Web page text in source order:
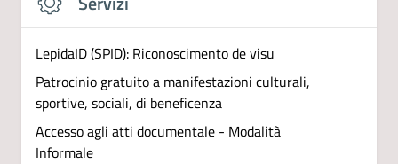
LepidaID (SPID): Riconoscimento de visu
Patrocinio gratuito a manifestazioni culturali,
sportive, sociali, di beneficenza
Accesso agli atti documentale - Modalità
Informale